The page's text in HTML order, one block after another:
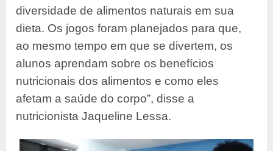
diversidade de alimentos naturais em sua
dieta. Os jogos foram planejados para que,
ao mesmo tempo em que se divertem, os
alunos aprendam sobre os benefícios
nutricionais dos alimentos e como eles
afetam a saúde do corpo”, disse a
nutricionista Jaqueline Lessa.